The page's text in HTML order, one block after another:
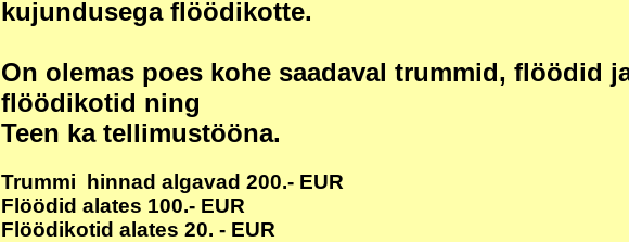
kujundusega flöödikotte.
On olemas poes kohe saadaval trummid, flöödid
flöödikotid ning
Teen ka tellimustööna.
Trummi hinnad algavad 200.- EUR
Flöödid alates 100.- EUR
Flöödikotid alates 20. - EUR